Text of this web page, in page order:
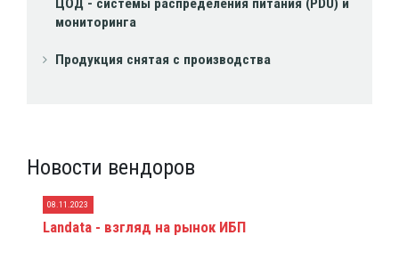
ЦОД - системы распределения питания (PDU) и
мониторинга
Продукция снятая с производства
Новости вендоров
08.11.2023
Landata - взгляд на рынок ИБП